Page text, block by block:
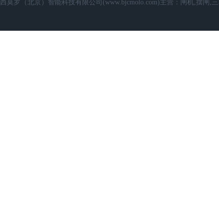
西莫罗（北京）智能科技有限公司(www.bjcmolo.com)主营：闸机,摆闸,